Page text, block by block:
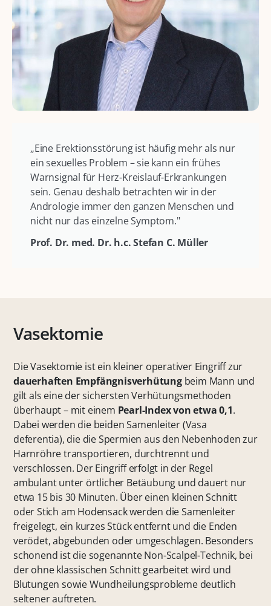
„Eine Erektionsstörung ist häufig mehr als nur
ein sexuelles Problem – sie kann ein frühes
Warnsignal für Herz-Kreislauf-Erkrankungen
sein. Genau deshalb betrachten wir in der
Andrologie immer den ganzen Menschen und
nicht nur das einzelne Symptom."
Prof. Dr. med. Dr. h.c. Stefan C. Müller
Vasektomie
Die Vasektomie ist ein kleiner operativer Eingriff zur
dauerhaften Empfängnisverhütungbeim Mann und
gilt als eine der sichersten Verhütungsmethoden
überhaupt – mit einem Pearl-Index von etwa 0,1.
Dabei werden die beiden Samenleiter (Vasa
deferentia), die die Spermien aus den Nebenhoden zur
Harnröhre transportieren, durchtrennt und
verschlossen. Der Eingriff erfolgt in der Regel
ambulant unter örtlicher Betäubung und dauert nur
etwa 15 bis 30 Minuten. Über einen kleinen Schnitt
oder Stich am Hodensack werden die Samenleiter
freigelegt, ein kurzes Stück entfernt und die Enden
verödet, abgebunden oder umgeschlagen. Besonders
schonend ist die sogenannte Non-Scalpel-Technik, bei
der ohne klassischen Schnitt gearbeitet wird und
Blutungen sowie Wundheilungsprobleme deutlich
seltener auftreten.